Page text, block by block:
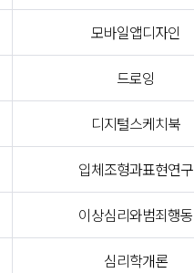
모바일앱디자인
드로잉
디지털스케치북
입체조형과표현연구
이상심리와범죄행동
심리학개론